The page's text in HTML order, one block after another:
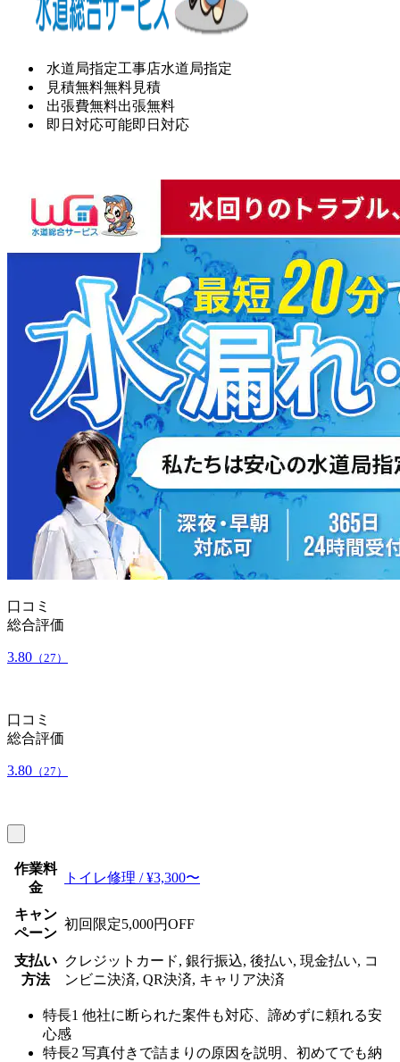
水道局指定工事店水道局指定
見積無料無料見積
出張費無料出張無料
即日対応可能即日対応
口コミ
総合評価
3.80 （27）
口コミ
総合評価
3.80 （27）
作業料
金
トイレ修理 / ¥3,300〜
キャン
ペーン
初回限定5,000円OFF
支払い
方法
クレジットカード, 銀行振込, 後払い, 現金払い, コ
ンビニ決済, QR決済, キャリア決済
特長1 他社に断られた案件も対応、諦めずに頼れる安
心感
特長2 写真付きで詰まりの原因を説明、初めてでも納